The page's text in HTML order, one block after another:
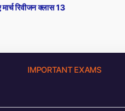
मार्च रिवीजन क्लास 13
IMPORTANT EXAMS